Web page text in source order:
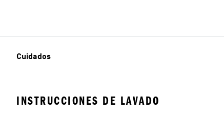
Cuidados
INSTRUCCIONES DE LAVADO